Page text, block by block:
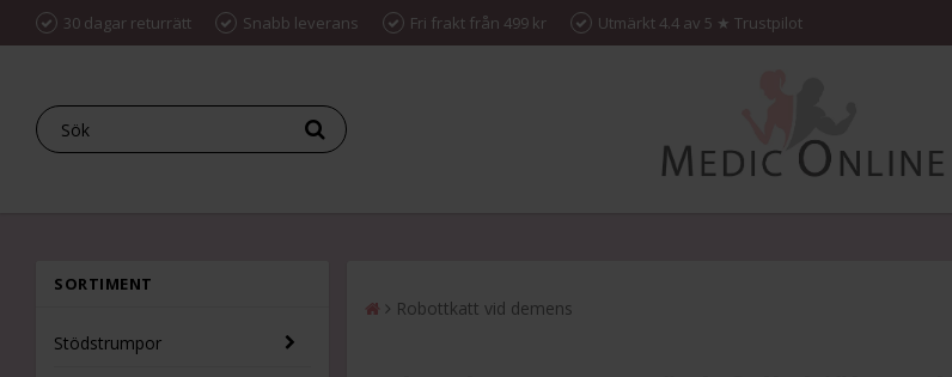
30 dagar returrätt Snabb leverans Fri frakt från 499 kr Utmärkt 4.4 av 5 ★ Trustpilot
SORTIMENT
Stödstrumpor
Robottkatt vid demens